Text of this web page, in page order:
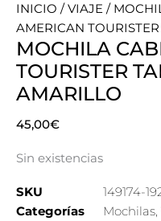
INICIO /VIAJE /
AMERICAN
MOCHILA
TOURISTER
AMARILLO
45,00€
Sin existencias
SKU
149174-
Categorías
Mochilas,